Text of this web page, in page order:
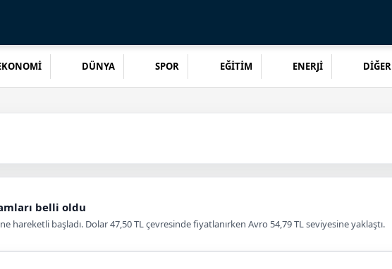
DÜNYA SPOR EĞİTİM ENERJİ DİĞER
belli oldu
hareketli başladı. Dolar 47,50 TL çevresinde fiyatlanırken Avro 54,79 TL seviyesine yaklaştı.